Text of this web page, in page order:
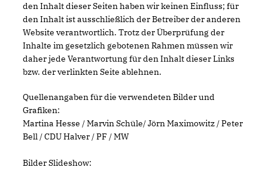
den Inhalt dieser Seiten haben wir keinen Einfluss; für
den Inhalt ist ausschließlich der Betreiber der anderen
Website verantwortlich. Trotz der Überprüfung der
Inhalte im gesetzlich gebotenen Rahmen müssen wir
daher jede Verantwortung für den Inhalt dieser Links
bzw. der verlinkten Seite ablehnen.
Quellenangaben für die verwendeten Bilder und
Grafiken:
Martina Hesse / Marvin Schüle/ Jörn Maximowitz / Peter
Bell / CDU Halver / PF / MW
Bilder Slideshow: